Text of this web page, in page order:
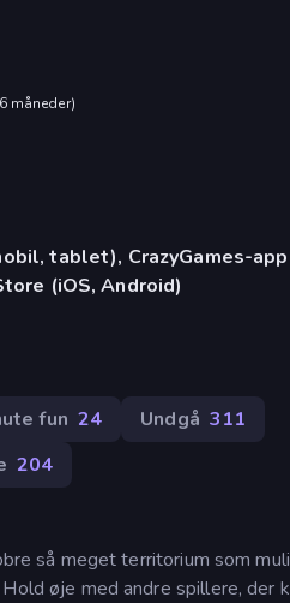
måneder)
tablet), CrazyGames-app
(iOS, Android)
fun 24 Undgå 311
204
så meget territorium som
øje med andre spillere, der